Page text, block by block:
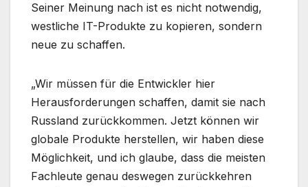
Seiner Meinung nach ist es nicht notwendig,
westliche IT-Produkte zu kopieren, sondern
neue zu schaffen.
„Wir müssen für die Entwickler hier
Herausforderungen schaffen, damit sie nach
Russland zurückkommen. Jetzt können wir
globale Produkte herstellen, wir haben diese
Möglichkeit, und ich glaube, dass die meisten
Fachleute genau deswegen zurückkehren